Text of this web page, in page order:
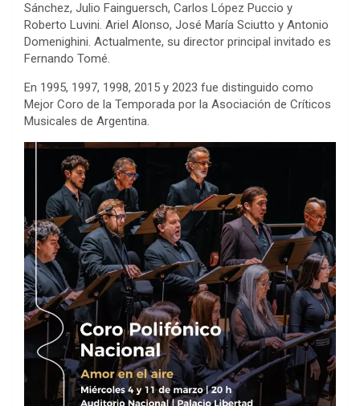
Sánchez, Julio Fainguersch, Carlos López Puccio y
Roberto Luvini. Ariel Alonso, José María Sciutto y Antonio
Domenighini. Actualmente, su director principal invitado es
Fernando Tomé.
En 1995, 1997, 1998, 2015 y 2023 fue distinguido como
Mejor Coro de la Temporada por la Asociación de Críticos
Musicales de Argentina.